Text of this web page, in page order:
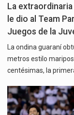
La
le dio al Team
Juegos de la
La ondina guaraní
metros estilo
centésimas, la